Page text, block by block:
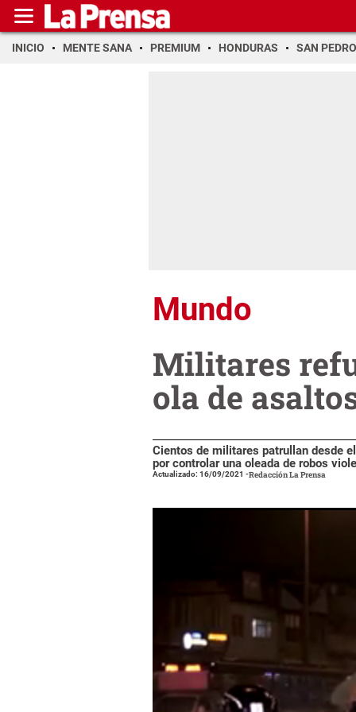
INICIO MENTE SANA PREMIUM HONDURAS SAN PEDRO
Mundo
Militares
ola de
Cientos de militares patrullan desde
por controlar una oleada de robos
Actualizado: 16/09/2021 -Redacción La Prensa